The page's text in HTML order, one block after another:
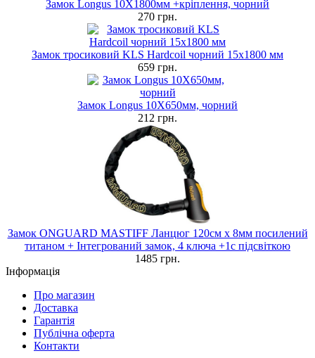
Замок Longus 10Х1800мм +кріплення, чорний
270 грн.
Замок тросиковий KLS Hardcoil чорний 15х1800 мм
659 грн.
Замок Longus 10Х650мм, чорний
212 грн.
Замок ONGUARD MASTIFF Ланцюг 120cм x 8мм посилений
титаном + Інтегрований замок, 4 ключа +1с підсвіткою
1485 грн.
Інформація
Про магазин
Доставка
Гарантія
Публічна оферта
Контакти